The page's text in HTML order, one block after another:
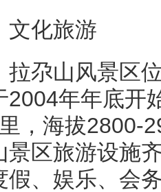
文化旅游
拉尕山风景区
2004年年底开
，海拔2800-
景区旅游设施
假、娱乐、会